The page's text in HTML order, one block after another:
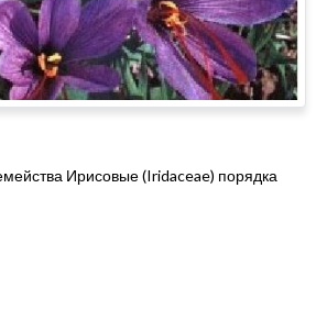
Ирисовые (Iridaceae) порядка